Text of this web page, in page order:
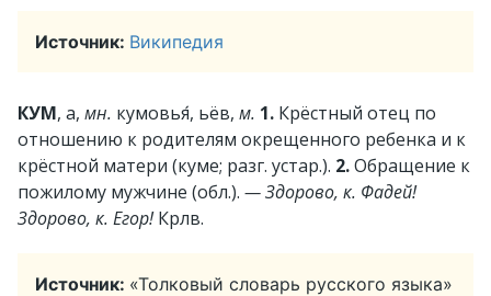
Источник: Википедия
КУМ, а, мн. кумовья́, ьёв, м. 1. Крёстный отец по
отношению к родителям окрещенного ребенка и к
крёстной матери (куме; разг. устар.). 2.Обращение к
пожилому мужчине (обл.). — Здорово, к. Фадей!
Здорово, к. Егор!Крлв.
Источник: «Толковый словарь русского языка»